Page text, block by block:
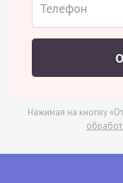
Нажимая на кнопку